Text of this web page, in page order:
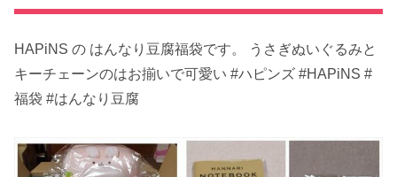
HAPiNS の はんなり豆腐福袋です。 うさぎぬいぐるみと
キーチェーンのはお揃いで可愛い #ハピンズ #HAPiNS #
福袋 #はんなり豆腐